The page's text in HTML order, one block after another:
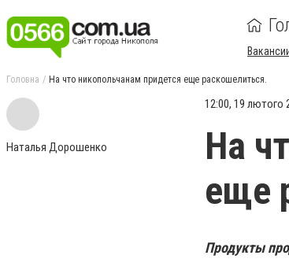
Головна На что никопольчанам придется еще раскошелиться.
Наталья Дорошенко
12:00, 19 лютого
На
еще
Продукты